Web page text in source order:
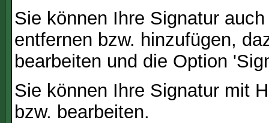
Sie können Ihre Signatur
entfernen bzw. hinzufügen,
bearbeiten und die Option
Sie können Ihre Signatur mit
bzw. bearbeiten.